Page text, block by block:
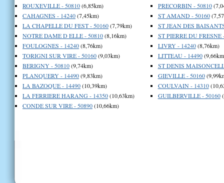
ROUXEVILLE - 50810(6,85km)
CAHAGNES - 14240(7,45km)
LA CHAPELLE DU FEST - 50160(7,79km)
NOTRE DAME D ELLE - 50810(8,16km)
FOULOGNES - 14240(8,76km)
TORIGNI SUR VIRE - 50160(9,03km)
BERIGNY - 50810(9,74km)
PLANQUERY - 14490(9,83km)
LA BAZOQUE - 14490(10,39km)
LA FERRIERE HARANG - 14350(10,63km)
CONDE SUR VIRE - 50890(10,66km)
PRECORBIN - 50810
ST AMAND - 50160
ST JEAN DES
ST PIERRE DU FRESNE
LIVRY - 14240(8,76km)
LITTEAU - 14490
ST DENIS
GIEVILLE - 50160
COULVAIN - 14310
GUILBERVILLE - 50160